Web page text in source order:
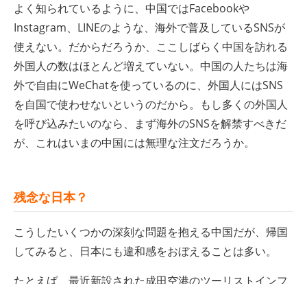
よく知られているように、中国ではFacebookや
Instagram、LINEのような、海外で普及しているSNSが
使えない。だからだろうか、ここしばらく中国を訪れる
外国人の数はほとんど増えていない。中国の人たちは海
外で自由にWeChatを使っているのに、外国人にはSNS
を自国で使わせないというのだから。もし多くの外国人
を呼び込みたいのなら、まず海外のSNSを解禁すべきだ
が、これはいまの中国には無理な注文だろうか。
残念な日本？
こうしたいくつかの深刻な問題を抱える中国だが、帰国
してみると、日本にも違和感をおぼえることは多い。
たとえば、最近新設された成田空港のツーリストインフ